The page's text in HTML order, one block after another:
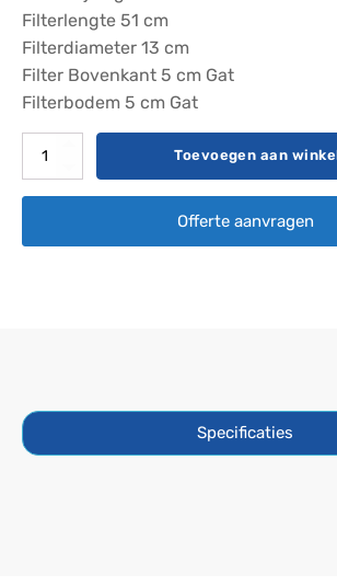
Filterlengte 51 cm
Filterdiameter 13 cm
Filter Bovenkant 5 cm Gat
Filterbodem 5 cm Gat
Filter
Darlly
Toevoegen aan
Offerte aanvragen
Specificaties